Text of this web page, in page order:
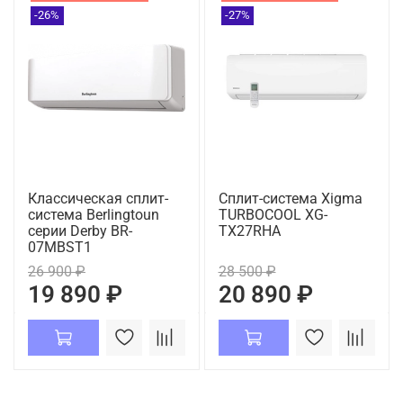
-26%
Классическая сплит-
система Berlingtoun
серии Derby BR-
07MBST1
26 900 ₽
19 890 ₽
-27%
Сплит-система Xigma
TURBOCOOL XG-
TX27RHA
28 500 ₽
20 890 ₽